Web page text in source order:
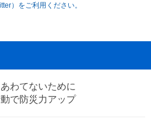
）をご利用ください。
わてないために
で防災力アップ